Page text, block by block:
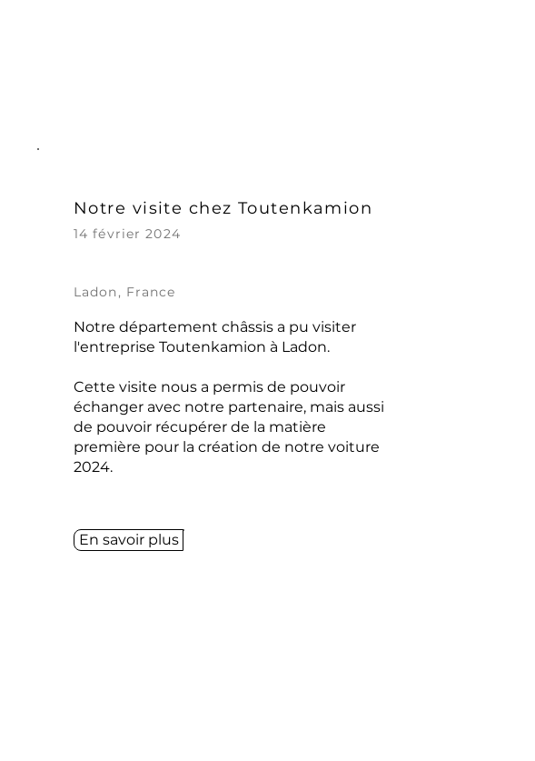
Notre visite chez Toutenkamion
14 février 2024
Ladon, France
Notre département châssis a pu visiter
l'entreprise Toutenkamion à Ladon.
Cette visite nous a permis de pouvoir
échanger avec notre partenaire, mais aussi
de pouvoir récupérer de la matière
première pour la création de notre voiture
2024.
En savoir plus